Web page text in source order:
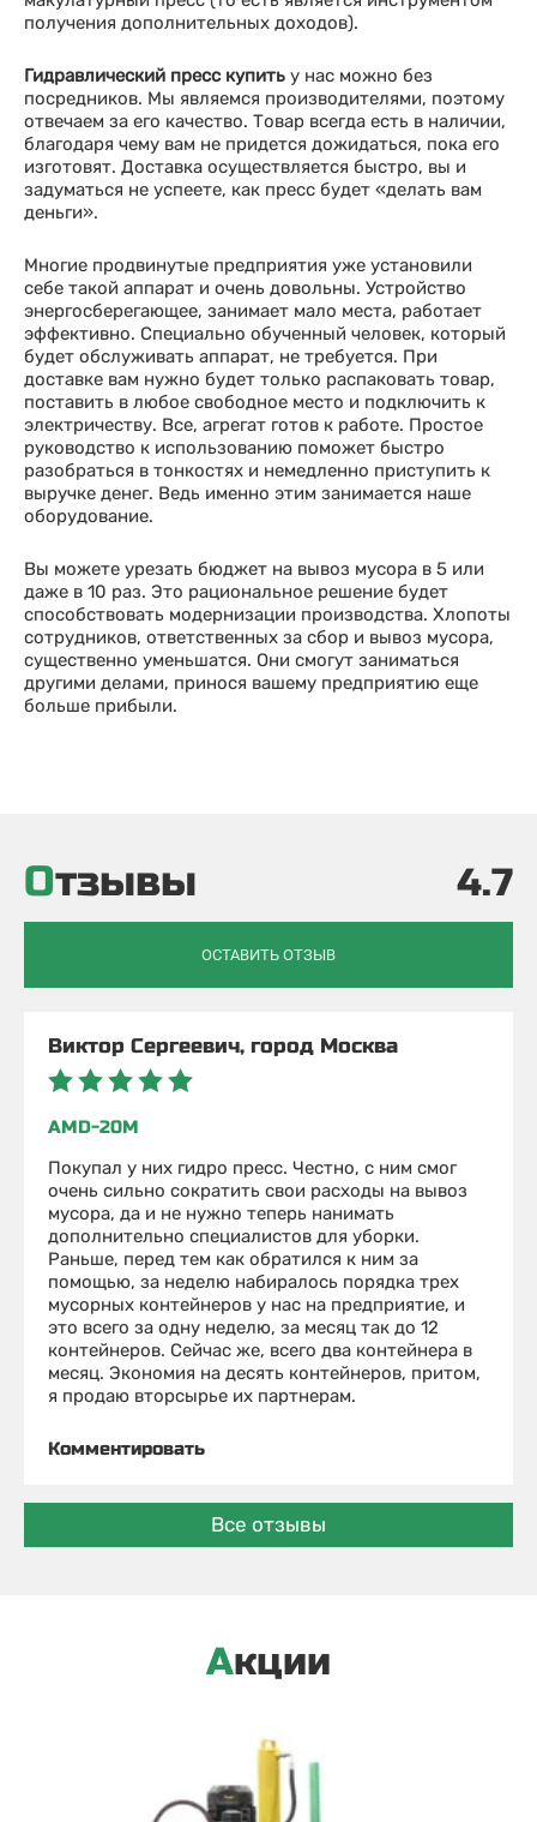
получения дополнительных доходов).
Гидравлический пресс купить у нас можно без
посредников. Мы являемся производителями, поэтому
отвечаем за его качество. Товар всегда есть в наличии,
благодаря чему вам не придется дожидаться, пока его
изготовят. Доставка осуществляется быстро, вы и
задуматься не успеете, как пресс будет «делать вам
деньги».
Многие продвинутые предприятия уже установили
себе такой аппарат и очень довольны. Устройство
энергосберегающее, занимает мало места, работает
эффективно. Специально обученный человек, который
будет обслуживать аппарат, не требуется. При
доставке вам нужно будет только распаковать товар,
поставить в любое свободное место и подключить к
электричеству. Все, агрегат готов к работе. Простое
руководство к использованию поможет быстро
разобраться в тонкостях и немедленно приступить к
выручке денег. Ведь именно этим занимается наше
оборудование.
Вы можете урезать бюджет на вывоз мусора в 5 или
даже в 10 раз. Это рациональное решение будет
способствовать модернизации производства. Хлопоты
сотрудников, ответственных за сбор и вывоз мусора,
существенно уменьшатся. Они смогут заниматься
другими делами, принося вашему предприятию еще
больше прибыли.
Отзывы 4.7
ОСТАВИТЬ ОТЗЫВ
Виктор Сергеевич, город Москва
AMD-20М
Покупал у них гидро пресс. Честно, с ним смог
очень сильно сократить свои расходы на вывоз
мусора, да и не нужно теперь нанимать
дополнительно специалистов для уборки.
Раньше, перед тем как обратился к ним за
помощью, за неделю набиралось порядка трех
мусорных контейнеров у нас на предприятие, и
это всего за одну неделю, за месяц так до 12
контейнеров. Сейчас же, всего два контейнера в
месяц. Экономия на десять контейнеров, притом,
я продаю вторсырье их партнерам.
Комментировать
Все отзывы
Акции